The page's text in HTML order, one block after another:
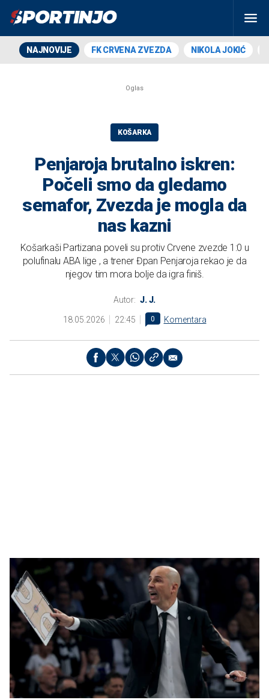
NAJNOVIJE FK CRVENA ZVEZDA NIKOLA JOKIĆ
KOŠARKA
Penjaroja brutalno iskren:
Počeli smo da gledamo
semafor, Zvezda je mogla da
nas kazni
Košarkaši Partizana poveli su protiv Crvene zvezde 1:0 u
polufinalu ABA lige , a trener Đpan Penjaroja rekao je da
njegov tim mora bolje da igra finiš.
Autor: J. J.
18.05.2026 22:45 0 Komentara